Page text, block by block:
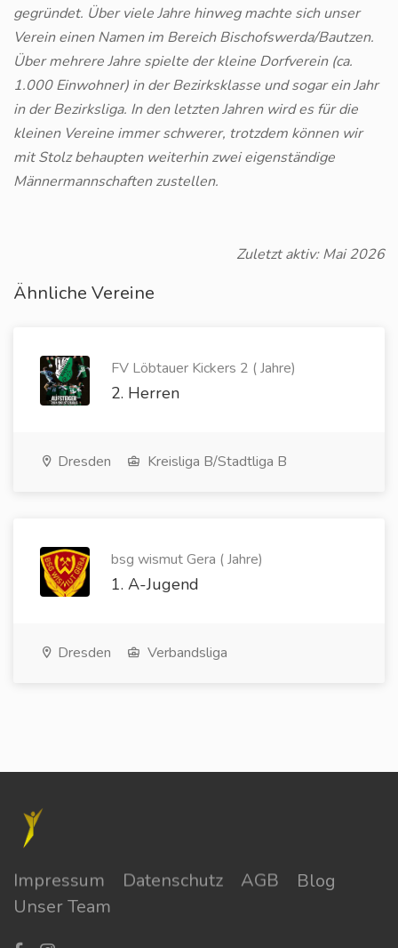
gegründet. Über viele Jahre hinweg machte sich unser
Verein einen Namen im Bereich Bischofswerda/Bautzen.
Über mehrere Jahre spielte der kleine Dorfverein (ca.
1.000 Einwohner) in der Bezirksklasse und sogar ein Jahr
in der Bezirksliga. In den letzten Jahren wird es für die
kleinen Vereine immer schwerer, trotzdem können wir
mit Stolz behaupten weiterhin zwei eigenständige
Männermannschaften zustellen.
Zuletzt aktiv: Mai 2026
Ähnliche Vereine
FV Löbtauer Kickers 2 ( Jahre)
2. Herren
Dresden Kreisliga B/Stadtliga B
bsg wismut Gera ( Jahre)
1. A-Jugend
Dresden Verbandsliga
Impressum Datenschutz AGB
Blog
Unser Team